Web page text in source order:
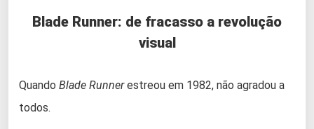
Blade Runner: de fracasso a revolução
visual
Quando Blade Runnerestreou em 1982, não agradou a
todos.